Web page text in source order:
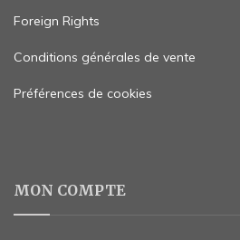
Foreign Rights
Conditions générales de vente
Préférences de cookies
MON COMPTE